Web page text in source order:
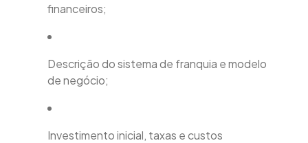
financeiros;
Descrição do sistema de franquia e modelo
de negócio;
Investimento inicial, taxas e custos